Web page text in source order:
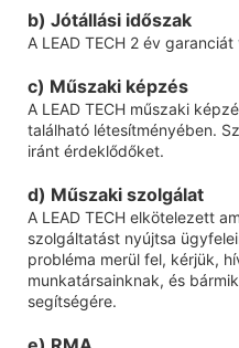
b) Jótállási időszak
A LEAD TECH 2 év
c) Műszaki képzés
A LEAD TECH műszaki
található létesítményében.
iránt érdeklődőket.
d) Műszaki szolgálat
A LEAD TECH elkötelezett
szolgáltatást nyújtsa
probléma merül fel, kérjük,
munkatársainknak, és
segítségére.